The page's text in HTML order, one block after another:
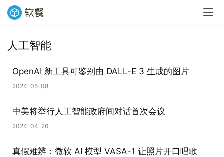
人工智能
OpenAI 新工具可鉴别由 DALL-E 3 生成的图片
2024-05-08
中美将举行人工智能政府间对话首次会议
2024-04-26
真假难辨：微软 AI 模型 VASA-1 让照片开口唱歌